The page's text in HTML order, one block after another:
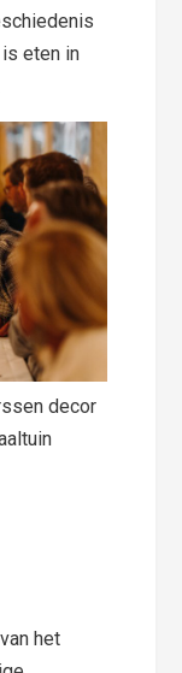
is eten in
decor
het